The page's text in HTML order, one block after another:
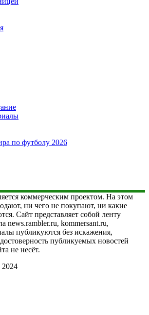
по футболу 2026
коммерческим проектом. На этом
ни чего не покупают, ни какие
Сайт представляет собой ленту
news.rambler.ru, kommersant.ru,
публикуются без искажения,
достоверность публикуемых новостей
не несёт.
2024